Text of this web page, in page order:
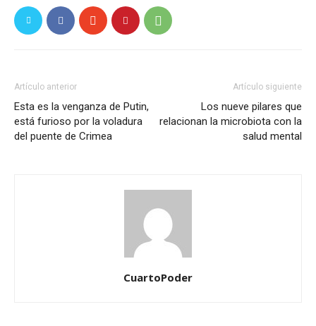
Artículo anterior
Esta es la venganza de Putin,
está furioso por la voladura
del puente de Crimea
Artículo siguiente
Los nueve pilares que
relacionan la microbiota con la
salud mental
CuartoPoder